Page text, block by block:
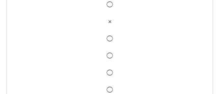
◯
×
◯
◯
◯
◯